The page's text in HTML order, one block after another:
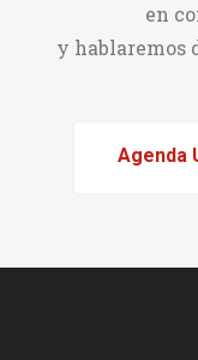
en
y hablaremos
Agenda